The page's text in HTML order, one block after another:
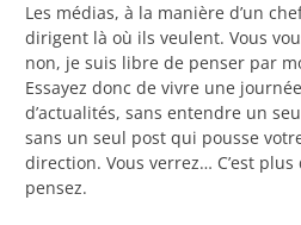
Les médias, à la manière d’un
dirigent là où ils veulent. Vous
non, je suis libre de penser par
Essayez donc de vivre une
d’actualités, sans entendre un
sans un seul post qui pousse
direction. Vous verrez… C’est
pensez.